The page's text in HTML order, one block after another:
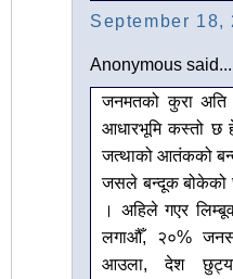
September 18,
Anonymous said...
जनमतको कुरा अति
आधारभूमि कस्तो छ
जत्थाको आतंकको
जसले बन्दूक बोकेको
। अहिले गएर
लगाऔँ, २०%
आउला, देश